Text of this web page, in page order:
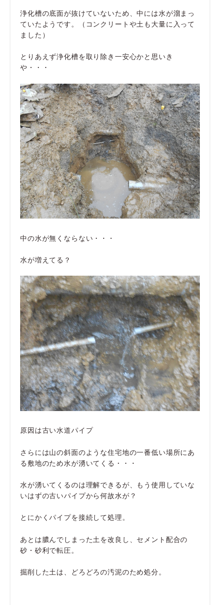
浄化槽の底面が抜けていないため、中には水が溜まっ
ていたようです。（コンクリートや土も大量に入って
ました）
とりあえず浄化槽を取り除き一安心かと思いき
や・・・
中の水が無くならない・・・
水が増えてる？
原因は古い水道パイプ
さらには山の斜面のような住宅地の一番低い場所にあ
る敷地のため水が湧いてくる・・・
水が湧いてくるのは理解できるが、もう使用していな
いはずの古いパイプから何故水が？
とにかくパイプを接続して処理。
あとは膿んでしまった土を改良し、セメント配合の
砂・砂利で転圧。
掘削した土は、どろどろの汚泥のため処分。